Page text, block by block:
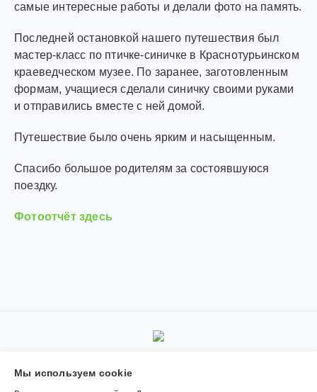
самые интересные работы и делали фото на память.
Последней остановкой нашего путешествия был
мастер-класс по птичке-синичке в Краснотурьинском
краеведческом музее. По заранее, заготовленным
формам, учащиеся сделали синичку своими руками
и отправились вместе с ней домой.
Путешествие было очень ярким и насыщенным.
Спасибо большое родителям за состоявшуюся
поездку.
Фотоотчёт здесь
© 2019-2026, Муниципальное автономное учреждение
дополнительного образования «Детская школа искусств поселка
Мы используем сookie